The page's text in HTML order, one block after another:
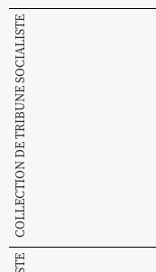
COLLECTION DE TRIBUNE SOCIALISTE